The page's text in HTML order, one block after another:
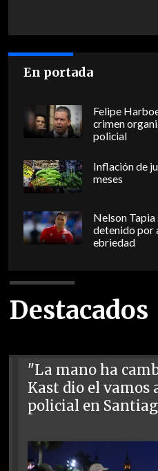
En portada
Felipe
crimen
policial
Inflación de
meses
Nelson
detenido por
ebriedad
Destacados
"La mano ha
Kast dio el vamos
policial en